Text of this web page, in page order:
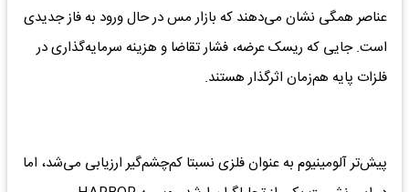
عناصر همگی نشان می‌دهند که بازار مس در حال ورود به فاز جدیدی
است. جایی که ریسک عرضه، فشار تقاضا و هزینه سرمایه‌گذاری در
فلزات پایه هم‌زمان اثرگذار هستند.
پیش‌تر آلومینیوم به عنوان فلزی نسبتا کم‌چشم‌گیر ارزیابی می‌شد، اما